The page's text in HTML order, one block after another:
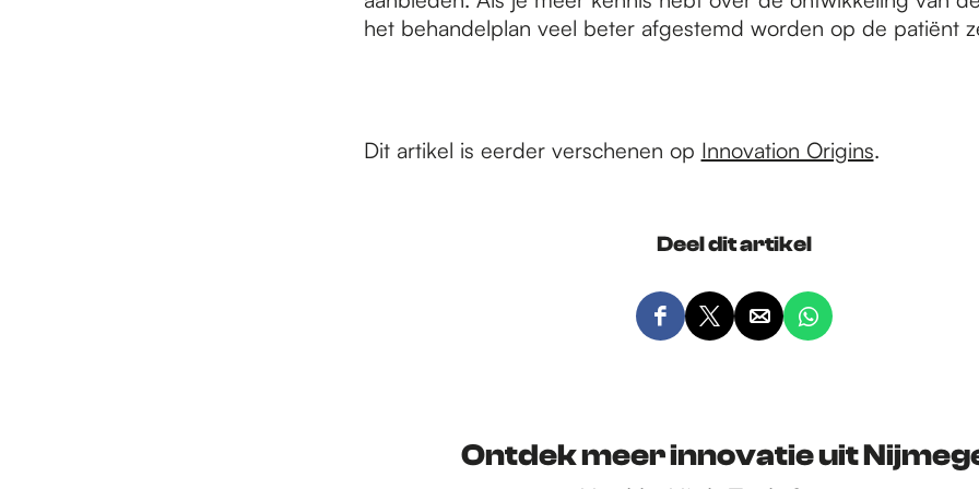
het behandelplan veel beter afgestemd worden op de patiënt
Dit artikel is eerder verschenen op Innovation Origins.
Ontdek meer innovatie uit
Deel dit artikel
D
d
e
D
d
e
D
d
e
D
d
e